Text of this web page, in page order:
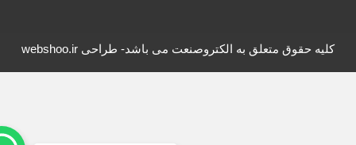
کلیه حقوق متعلق به الکتروصنعت می باشد- طراحی webshoo.ir